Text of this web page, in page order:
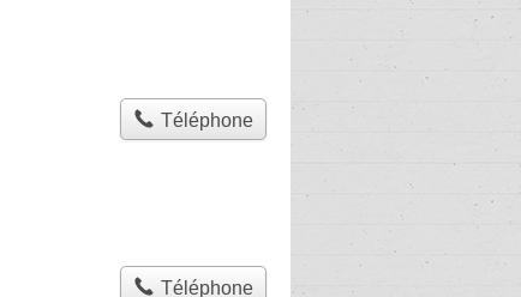
Téléphone
Téléphone